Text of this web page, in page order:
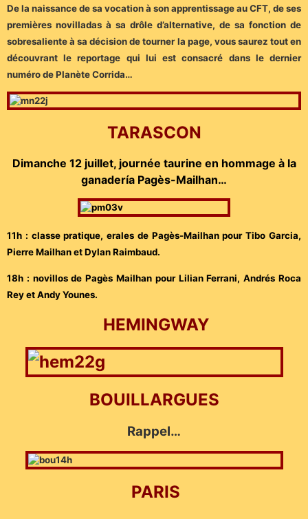
De la naissance de sa vocation à son apprentissage au CFT, de ses
premières novilladas à sa drôle d’alternative, de sa fonction de
sobresaliente à sa décision de tourner la page, vous saurez tout en
découvrant le reportage qui lui est consacré dans le dernier
numéro de Planète Corrida…
TARASCON
Dimanche 12 juillet, journée taurine en hommage à la
ganadería Pagès-Mailhan…
11h : classe pratique, erales de Pagès-Mailhan pour Tibo Garcia,
Pierre Mailhan et Dylan Raimbaud.
18h : novillos de Pagès Mailhan pour Lilian Ferrani, Andrés Roca
Rey et Andy Younes.
HEMINGWAY
BOUILLARGUES
Rappel…
PARIS